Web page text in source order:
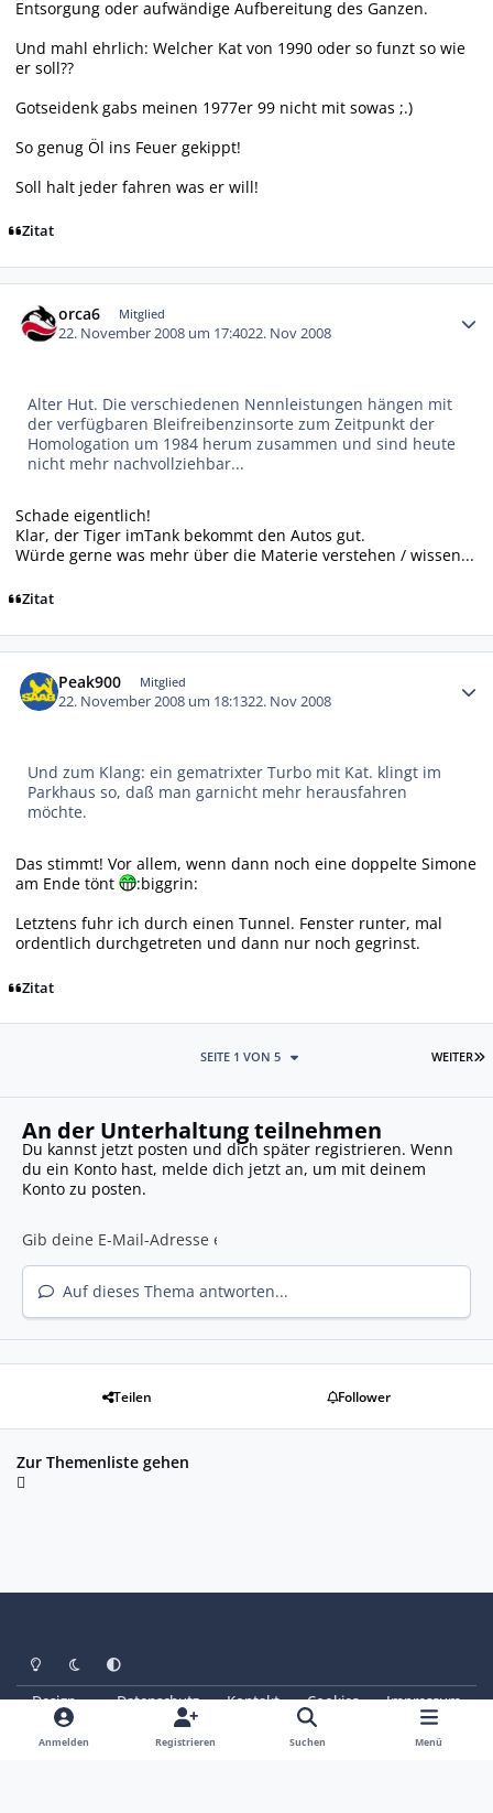
Entsorgung oder aufwändige Aufbereitung des Ganzen.
Und mahl ehrlich: Welcher Kat von 1990 oder so funzt so wie
er soll??
Gotseidenk gabs meinen 1977er 99 nicht mit sowas ;.)
So genug Öl ins Feuer gekippt!
Soll halt jeder fahren was er will!
Zitat
orca6 Mitglied
22. November 2008 um 17:4022. Nov 2008
Alter Hut. Die verschiedenen Nennleistungen hängen mit
der verfügbaren Bleifreibenzinsorte zum Zeitpunkt der
Homologation um 1984 herum zusammen und sind heute
nicht mehr nachvollziehbar...
Schade eigentlich!
Klar, der Tiger imTank bekommt den Autos gut.
Würde gerne was mehr über die Materie verstehen / wissen...
Zitat
Peak900 Mitglied
22. November 2008 um 18:1322. Nov 2008
Und zum Klang: ein gematrixter Turbo mit Kat. klingt im
Parkhaus so, daß man garnicht mehr herausfahren
möchte.
Das stimmt! Vor allem, wenn dann noch eine doppelte Simone
am Ende tönt
:biggrin:
Letztens fuhr ich durch einen Tunnel. Fenster runter, mal
ordentlich durchgetreten und dann nur noch gegrinst.
Zitat
WEITER
SEITE 1 VON 5
An der Unterhaltung teilnehmen
Du kannst jetzt posten und dich später registrieren. Wenn
du ein Konto hast, melde dich jetzt an, um mit deinem
Konto zu posten.
Auf dieses Thema antworten...
Teilen Follower
Zur Themenliste gehen
Heller ModusDunkler Modus
Systemeinstellung
Design Datenschutz Kontakt Cookies
Impressum
© Copyright 2025 - SAABoteure e. V.
Powered by Invision Community
Anmelden Registrieren Suchen Menü